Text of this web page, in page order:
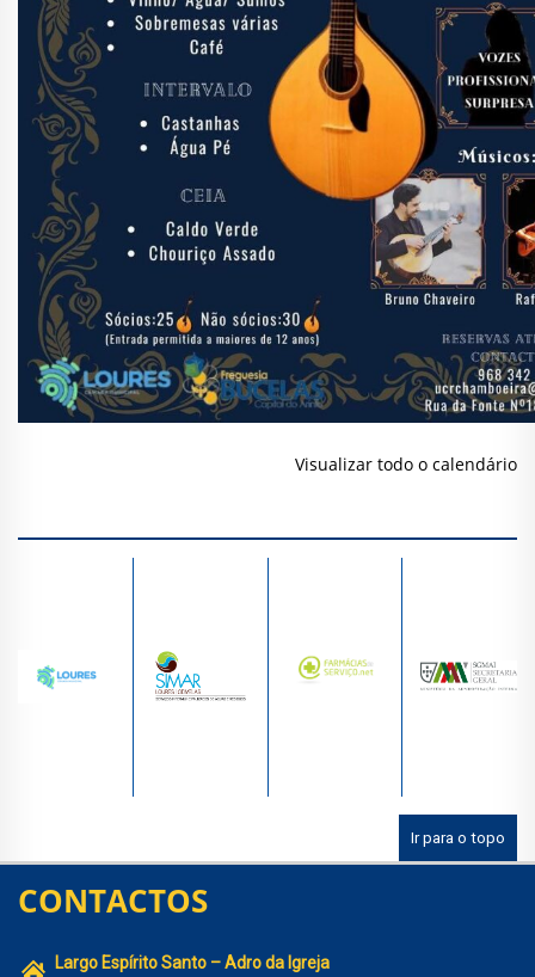
Visualizar todo o calendário
Ir para o topo
CONTACTOS
Largo Espírito Santo – Adro da Igreja